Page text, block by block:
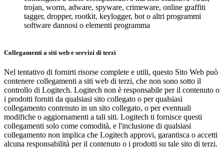
trojan, worm, adware, spyware, crimeware, online graffiti
tagger, dropper, rootkit, keylogger, bot o altri programmi
software dannosi o elementi programma
Collegamenti a siti web e servizi di terzi
Nel tentativo di fornirti risorse complete e utili, questo Sito Web può
contenere collegamenti a siti web di terzi, che non sono sotto il
controllo di Logitech. Logitech non è responsabile per il contenuto o
i prodotti forniti da qualsiasi sito collegato o per qualsiasi
collegamento contenuto in un sito collegato, o per eventuali
modifiche o aggiornamenti a tali siti. Logitech ti fornisce questi
collegamenti solo come comodità, e l'inclusione di qualsiasi
collegamento non implica che Logitech approvi, garantisca o accetti
alcuna responsabilità per il contenuto o i prodotti su tale sito di terzi.